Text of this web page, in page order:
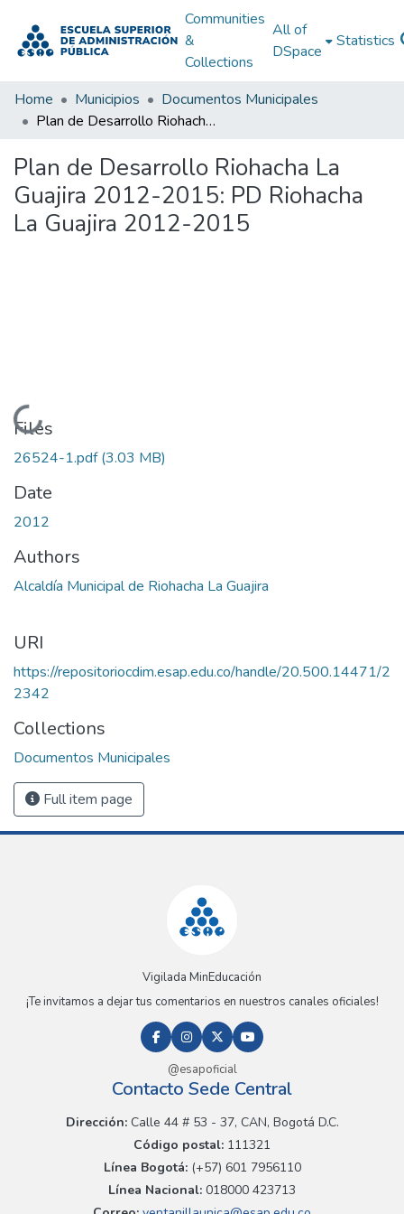
Communities
&
Collections
All of
DSpace
Statistics
Home Municipios
Documentos Municipales
Plan de Desarrollo Riohacha La Guajira 2012-2015: PD Riohacha La Guajira 2012-2015
Plan de Desarrollo Riohacha La
Guajira 2012-2015: PD Riohacha
La Guajira 2012-2015
Loading...
Files
26524-1.pdf(3.03 MB)
Date
2012
Authors
Alcaldía Municipal de Riohacha La Guajira
URI
https://repositoriocdim.esap.edu.co/handle/20.500.14471/2
2342
Collections
Documentos Municipales
Full item page
Vigilada MinEducación
¡Te invitamos a dejar tus comentarios en nuestros canales oficiales!
@esapoficial
Contacto Sede Central
Dirección:Calle 44 # 53 - 37, CAN, Bogotá D.C.
Código postal: 111321
Línea Bogotá:(+57) 601 7956110
Línea Nacional: 018000 423713